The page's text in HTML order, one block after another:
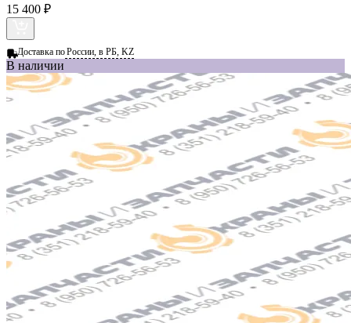
15 400 ₽
Доставка поРоссии, в РБ, KZ
В наличии